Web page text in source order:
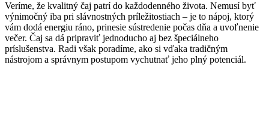
Veríme, že kvalitný čaj patrí do každodenného života. Nemusí byť
výnimočný iba pri slávnostných príležitostiach – je to nápoj, ktorý
vám dodá energiu ráno, prinesie sústredenie počas dňa a uvoľnenie
večer. Čaj sa dá pripraviť jednoducho aj bez špeciálneho
príslušenstva. Radi však poradíme, ako si vďaka tradičným
nástrojom a správnym postupom vychutnať jeho plný potenciál.